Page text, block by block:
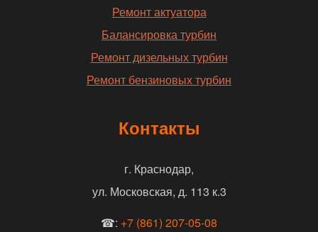
Ремонт актуатора
Балансировка турбин
Ремонт дизельных турбин
Ремонт бензиновых турбин
Контакты
г. Краснодар,
ул. Московская, д. 113 к.3
☎: +7 (861) 207-05-08